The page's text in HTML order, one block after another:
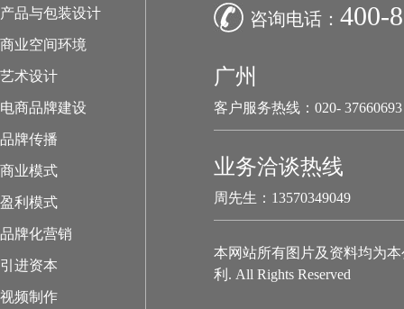
产品与包装设计
商业空间环境
艺术设计
电商品牌建设
品牌传播
商业模式
盈利模式
品牌化营销
引进资本
视频制作
咨询电话： 400-
广州
客户服务热线：020- 37660693
业务洽谈热线
周先生：13570349049
本网站所有图片及资料均为
利. All Rights Reserved